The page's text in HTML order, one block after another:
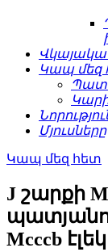
Կապ մեզ
Մյուսները
Կապ մեզ հետ
J շարքի
Mcccb